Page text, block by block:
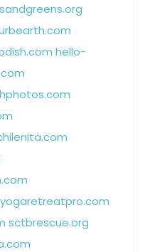
hello-
yogaretreatpro.com
sctbrescue.org